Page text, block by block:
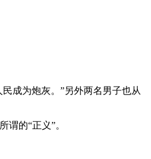
成为炮灰。”另外两名男子也从
的“正义”。